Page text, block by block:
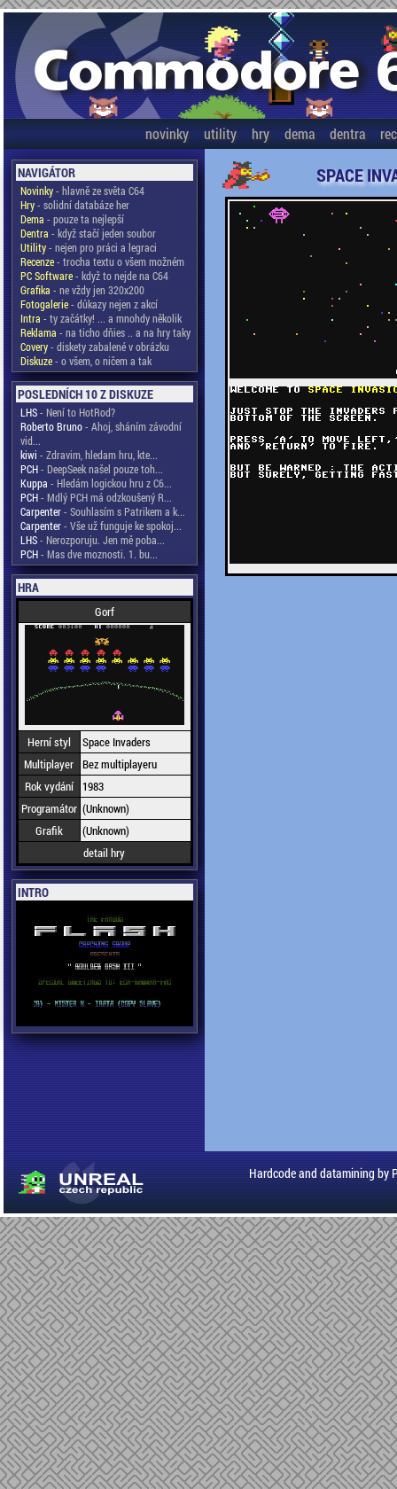
novinky utility hry dema dentra
NAVIGÁTOR
Novinky- hlavně ze světa C64
Hry- solidní databáze her
Dema - pouze ta nejlepší
Dentra - když stačí jeden soubor
Utility- nejen pro práci a legraci
Recenze- trocha textu o všem možném
PC Software- když to nejde na C64
Grafika - ne vždy jen 320x200
Fotogalerie- důkazy nejen z akcí
Intra - ty začátky! ... a mnohdy několik
Reklama - na ticho dňies .. a na hry taky
Covery- diskety zabalené v obrázku
Diskuze- o všem, o ničem a tak
POSLEDNÍCH 10 Z DISKUZE
LHS- Není to HotRod?
Roberto Bruno- Ahoj, sháním závodní
vid...
kiwi - Zdravim, hledam hru, kte...
PCH- DeepSeek našel pouze toh...
Kuppa - Hledám logickou hru z C6...
PCH- Mdlý PCH má odzkoušený R...
Carpenter- Souhlasím s Patrikem a k...
Carpenter- Vše už funguje ke spokoj...
LHS- Nerozporuju. Jen mě poba...
PCH- Mas dve moznosti. 1. bu...
HRA
Gorf
Herní styl
Space Invaders
Multiplayer Bez multiplayeru
Rok vydání
1983
Programátor (Unknown)
Grafik
(Unknown)
detail hry
INTRO
SPACE
Hardcode and datamining by